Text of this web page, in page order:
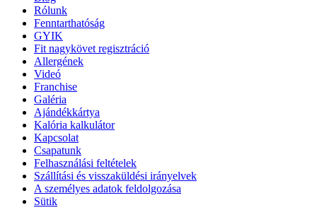
Rólunk
Fenntarthatóság
GYIK
Fit nagykövet regisztráció
Allergének
Videó
Franchise
Galéria
Ajándékkártya
Kalória kalkulátor
Kapcsolat
Csapatunk
Felhasználási feltételek
Szállítási és visszaküldési irányelvek
A személyes adatok feldolgozása
Sütik